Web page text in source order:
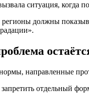
ситуация, когда
должны
направленные
отдельный